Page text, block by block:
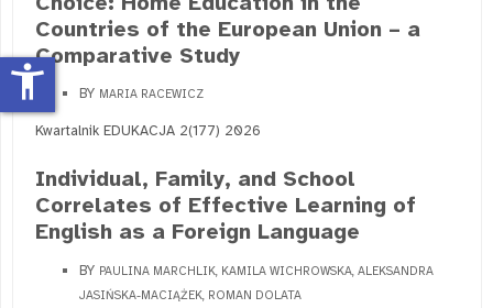
Countries of the European Union – a
Comparative Study
BY MARIA RACEWICZ
Kwartalnik EDUKACJA 2(177) 2026
Individual, Family, and School
Correlates of Effective Learning of
English as a Foreign Language
BY PAULINA MARCHLIK, KAMILA WICHROWSKA, ALEKSANDRA
JASIŃSKA-MACIĄŻEK, ROMAN DOLATA
accessibility_new